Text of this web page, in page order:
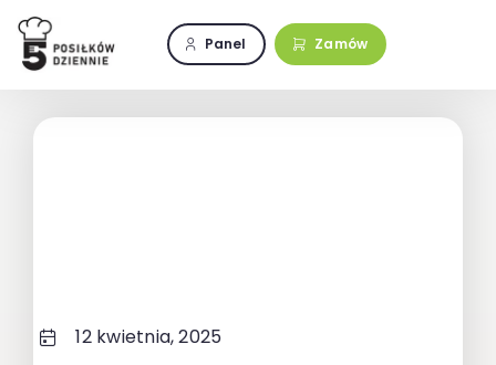
Przejdź
zawartości
Panel Zamów
12 kwietnia, 2025